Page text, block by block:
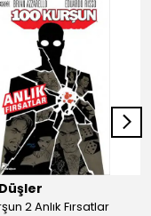
2 Anlık Fırsatlar